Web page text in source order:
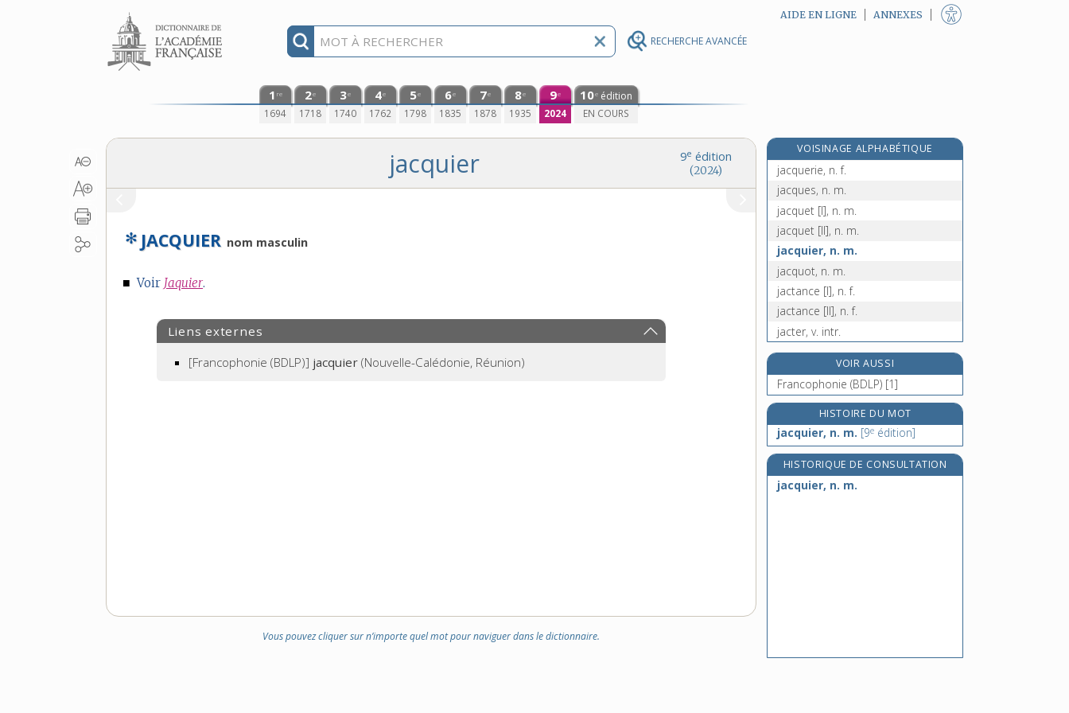
RECHERCHE AVANCÉE
Aller au contenu AIDE EN LIGNE ANNEXES
1 re
1694
2e
1718
3e
1740
4e
1762
5e
1798
6e
1835
7e
1878
8e
1935
9e
2024
10e édition
EN COURS
9e édition
(2024)
jacquier
✻ JACQUIER nom masculin
■Voir Jaquier.
Liens externes
[Francophonie (BDLP)] jacquier (Nouvelle-Calédonie, Réunion)
Vous pouvez cliquer sur n’importe quel mot pour naviguer dans le dictionnaire.
VOISINAGE ALPHABÉTIQUE
jacqueline, n. f.
jacquerie, n. f.
jacques, n. m.
jacquet [I], n. m.
jacquet [II], n. m.
jacquier, n. m.
jacquot, n. m.
jactance [I], n. f.
jactance [II], n. f.
jacter, v. intr.
jaculatoire, adj.
jaculer, v.[1reédition]
jade, n. m.
jadéite, n. f.
jadis, adv.
VOIR AUSSI
Francophonie (BDLP) [1]
HISTOIRE DU MOT
jacquier, n. m. [9e édition]
HISTORIQUE DE CONSULTATION
jacquier, n. m.